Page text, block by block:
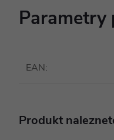
EAN:
Produkt